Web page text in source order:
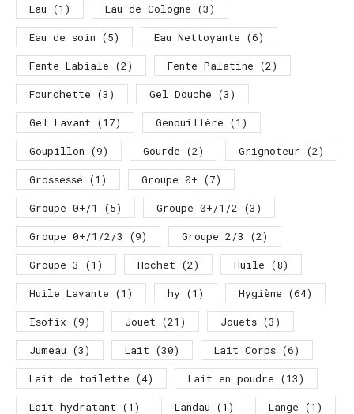
Eau (1) Eau de Cologne (3)
Eau de soin (5) Eau Nettoyante (6)
Fente Labiale (2) Fente Palatine (2)
Fourchette (3) Gel Douche (3)
Gel Lavant (17) Genouillère (1)
Goupillon (9) Gourde (2) Grignoteur (2)
Grossesse (1) Groupe 0+ (7)
Groupe 0+/1
(5) Groupe 0+/1/2 (3)
Groupe 0+/1/2/3
(9) Groupe 2/3
(2)
Groupe 3
(1) Hochet (2) Huile (8)
Huile Lavante (1) hy (1) Hygiène (64)
Isofix (9) Jouet (21) Jouets (3)
Jumeau (3) Lait (30) Lait Corps (6)
Lait de toilette (4) Lait en poudre (13)
Lait hydratant (1) Landau (1) Lange (1)